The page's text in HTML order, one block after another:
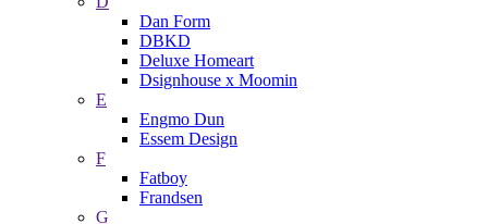
Dan Form
DBKD
Deluxe Homeart
Dsignhouse x Moomin
E
Engmo Dun
Essem Design
F
Fatboy
Frandsen
G